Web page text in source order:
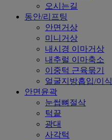
오시는길
동안/리프팅
안면거상
미니거상
내시경 이마거상
내추럴 이마축소
이중턱 근육묶기
얼굴지방흡입/이식
안면윤곽
눈썹뼈절삭
턱끝
광대
사각턱